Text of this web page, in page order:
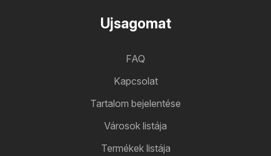
Ujsagomat
FAQ
Kapcsolat
Tartalom bejelentése
Városok listája
Termékek listája